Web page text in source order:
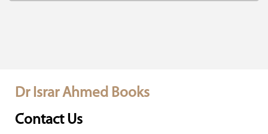
Dr Israr Ahmed Books
Contact Us